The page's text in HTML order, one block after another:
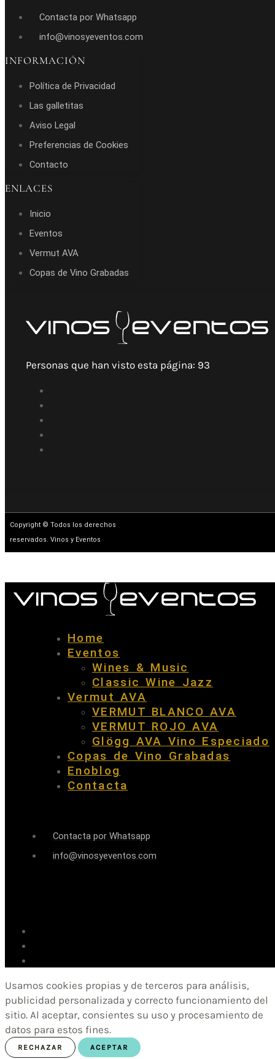
Contacta por Whatsapp
info@vinosyeventos.com
INFORMACIÓN
Política de Privacidad
Las galletitas
Aviso Legal
Preferencias de Cookies
Contacto
ENLACES
Inicio
Eventos
Vermut AVA
Copas de Vino Grabadas
Personas que han visto esta página: 93
Copyright © Todos los derechos
reservados. Vinos y Eventos
Home
Eventos
Wines & Music
Classic Wine Jazz
Vermut AVA
VERMUT BLANCO AVA
VERMUT ROJO AVA
Glögg AVA Vino Especiado
Copas de Vino Grabadas
Enoblog
Contacta
Contacta por Whatsapp
info@vinosyeventos.com
Usamos cookies propias y de terceros para análisis,
publicidad personalizada y correcto funcionamiento del
sitio. Al aceptar, consientes su uso y procesamiento de
datos para estos fines.
RECHAZAR ACEPTAR